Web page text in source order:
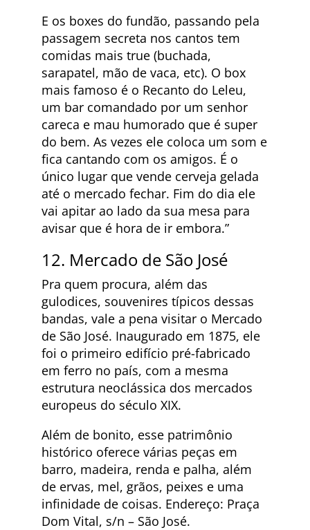
E os boxes do fundão, passando pela
passagem secreta nos cantos tem
comidas mais true (buchada,
sarapatel, mão de vaca, etc). O box
mais famoso é o Recanto do Leleu,
um bar comandado por um senhor
careca e mau humorado que é super
do bem. As vezes ele coloca um som e
fica cantando com os amigos. É o
único lugar que vende cerveja gelada
até o mercado fechar. Fim do dia ele
vai apitar ao lado da sua mesa para
avisar que é hora de ir embora.”
12. Mercado de São José
Pra quem procura, além das
gulodices, souvenires típicos dessas
bandas, vale a pena visitar o Mercado
de São José. Inaugurado em 1875, ele
foi o primeiro edifício pré-fabricado
em ferro no país, com a mesma
estrutura neoclássica dos mercados
europeus do século XIX.
Além de bonito, esse patrimônio
histórico oferece várias peças em
barro, madeira, renda e palha, além
de ervas, mel, grãos, peixes e uma
infinidade de coisas. Endereço: Praça
Dom Vital, s/n – São José.